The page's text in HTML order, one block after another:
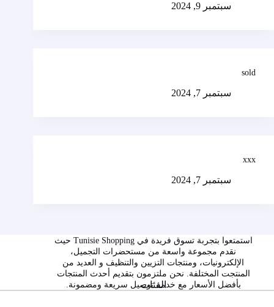
سبتمبر 9, 2024
sold
سبتمبر 7, 2024
xxx
سبتمبر 7, 2024
استمتعوا بتجربة تسوق فريدة في Tunisie Shopping حيث
نقدم مجموعة واسعة من مستحضرات التجميل،
الإلكترونيات، ومنتجات التزيين والتنظيف و العديد من
المنتجت المختلفة. نحن ملتزمون بتقديم أحدث المنتجات
بأفضل الأسعار مع خدمة توصيل سريعة ومضمونة.
الفئات